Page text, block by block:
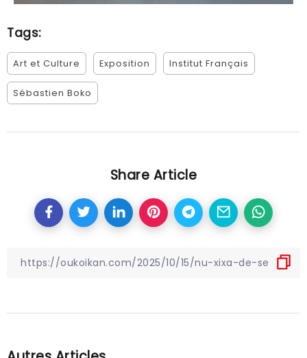
Tags:
Art et Culture Exposition Institut Français
Sébastien Boko
Share Article